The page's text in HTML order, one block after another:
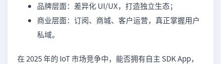
品牌层面：差异化 UI/UX，打造独立生态；
商业层面：订阅、商城、客户运营，真正掌握用户
私域。
在 2025 年的 IoT 市场竞争中，能否拥有自主 SDK App，